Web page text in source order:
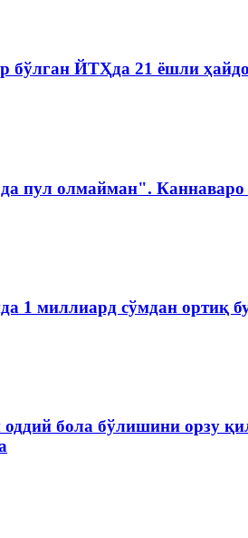
бўлган ЙТҲда 21 ёшли
пул олмайман".
1 миллиард сўмдан ортиқ
бола бўлишини орзу